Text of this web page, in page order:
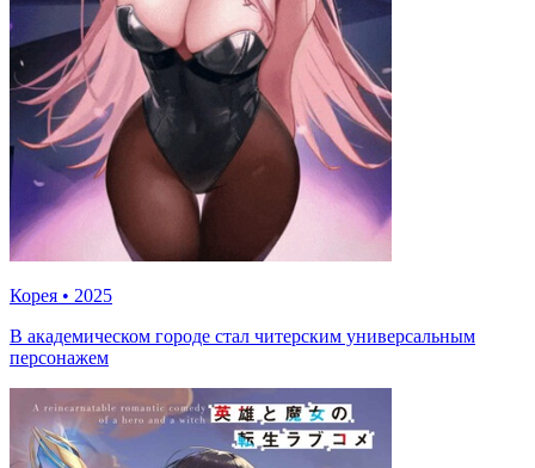
Корея • 2025
В академическом городе стал читерским универсальным
персонажем